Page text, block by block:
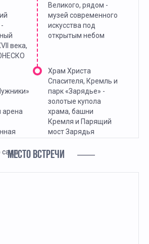
века,
арена
сада
Великого, рядом -
музей современного
искусства под
открытым небом
Храм Христа
Спасителя, Кремль и
парк «Зарядье» -
золотые купола
храма, башни
Кремля и Парящий
мост Зарядья
МЕСТО ВСТРЕЧИ